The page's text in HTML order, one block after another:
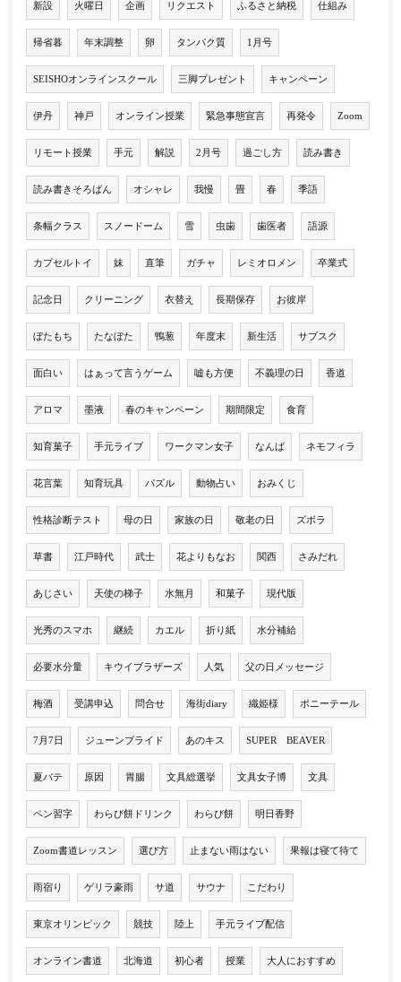
新設 火曜日 企画 リクエスト ふるさと納税 仕組み
帰省暮 年末調整 卵 タンパク質 1月号
SEISHOオンラインスクール 三脚プレゼント キャンペーン
伊丹 神戸 オンライン授業 緊急事態宣言 再発令 Zoom
リモート授業 手元 解説 2月号 過ごし方 読み書き
読み書きそろばん オシャレ 我慢 畳 春 季語
条幅クラス スノードーム 雪 虫歯 歯医者 語源
カプセルトイ 妹 直筆 ガチャ レミオロメン 卒業式
記念日 クリーニング 衣替え 長期保存 お彼岸
ぼたもち たなぼた 鴨葱 年度末 新生活 サブスク
面白い はぁって言うゲーム 嘘も方便 不義理の日 香道
アロマ 墨液 春のキャンペーン 期間限定 食育
知育菓子 手元ライブ ワークマン女子 なんば ネモフィラ
花言葉 知育玩具 パズル 動物占い おみくじ
性格診断テスト 母の日 家族の日 敬老の日 ズボラ
草書 江戸時代 武士 花よりもなお 関西 さみだれ
あじさい 天使の梯子 水無月 和菓子 現代版
光秀のスマホ 継続 カエル 折り紙 水分補給
必要水分量 キウイブラザーズ 人気 父の日メッセージ
梅酒 受講申込 問合せ 海街diary 織姫様 ポニーテール
7月7日 ジューンブライド あのキス SUPER BEAVER
夏バテ 原因 胃腸 文具総選挙 文具女子博 文具
ペン習字 わらび餅ドリンク わらび餅 明日香野
Zoom書道レッスン 選び方 止まない雨はない 果報は寝て待て
雨宿り ゲリラ豪雨 サ道 サウナ こだわり
東京オリンピック 競技 陸上 手元ライブ配信
オンライン書道 北海道 初心者 授業 大人におすすめ